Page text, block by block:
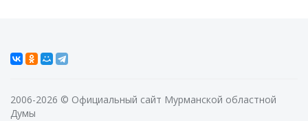
2006-2026 © Официальный сайт Мурманской областной
Думы